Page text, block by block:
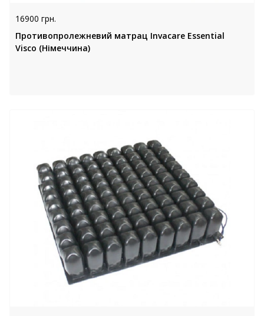
16900 грн.
Противопролежневий матрац Invacare Essential
Visco (Німеччина)